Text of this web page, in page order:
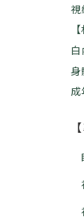
視
的
白
身
成